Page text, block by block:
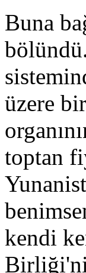
Buna
üzere
toptan
kendi